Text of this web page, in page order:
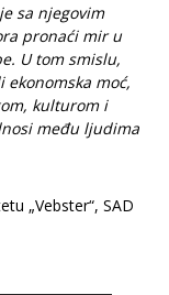
sa njegovim
pronaći mir u
U tom smislu,
moć,
kulturom i
među ljudima
„Vebster“, SAD